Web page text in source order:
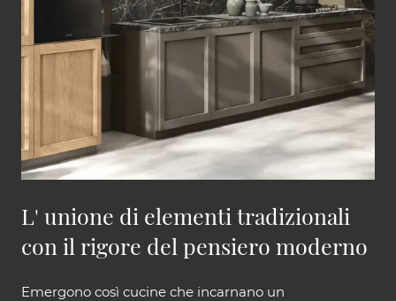
L' unione di elementi tradizionali
con il rigore del pensiero moderno
Emergono così cucine che incarnano un